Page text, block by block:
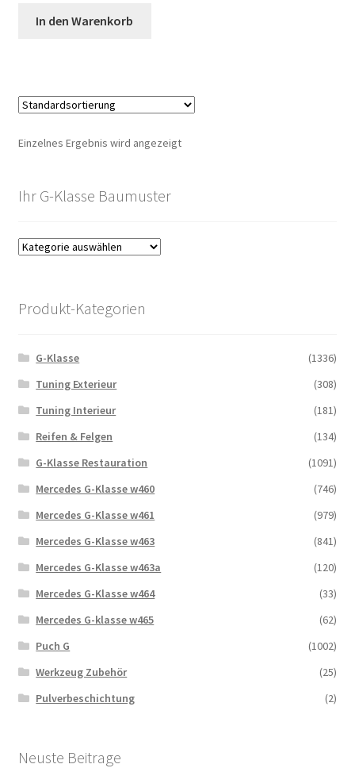
In den Warenkorb
Einzelnes Ergebnis wird angezeigt
Ihr G-Klasse Baumuster
Produkt-Kategorien
G-Klasse
(1336)
Tuning Exterieur
(308)
Tuning Interieur
(181)
Reifen & Felgen
(134)
G-Klasse Restauration
(1091)
Mercedes G-Klasse w460
(746)
Mercedes G-Klasse w461
(979)
Mercedes G-Klasse w463
(841)
Mercedes G-Klasse w463a
(120)
Mercedes G-Klasse w464
(33)
Mercedes G-klasse w465
(62)
Puch G
(1002)
Werkzeug Zubehör
(25)
Pulverbeschichtung
(2)
Neuste Beitrage